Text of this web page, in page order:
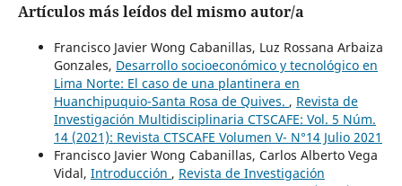
Artículos más leídos del mismo autor/a
Francisco Javier Wong Cabanillas, Luz Rossana Arbaiza
Gonzales, Desarrollo socioeconómico y tecnológico en
Lima Norte: El caso de una plantinera en
Huanchipuquio-Santa Rosa de Quives. , Revista de
Investigación Multidisciplinaria CTSCAFE: Vol. 5 Núm.
14 (2021): Revista CTSCAFE Volumen V- N°14 Julio 2021
Francisco Javier Wong Cabanillas, Carlos Alberto Vega
Vidal, Introducción , Revista de Investigación